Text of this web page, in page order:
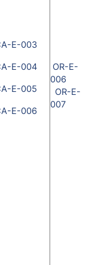
E-003
E-004
E-005
E-006
OR-E-
006
OR-E-
007